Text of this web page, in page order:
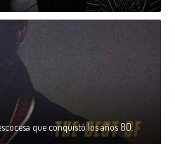
que conquistó los años 80.